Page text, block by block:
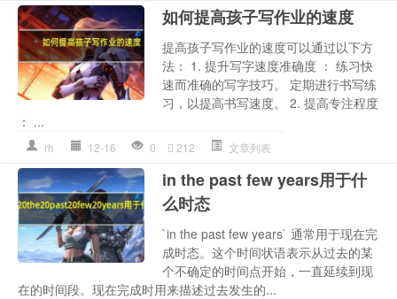
如何提高孩子写作业的速度
提高孩子写作业的速度可以通过以下方
法： 1. 提升写字速度准确度 ： 练习快
速而准确的写字技巧。 定期进行书写练
习，以提高书写速度。 2. 提高专注程度
： ...
rh 12-16 0 212 文章列表
in the past few years用于什
么时态
`in the past few years` 通常用于现在完
成时态。这个时间状语表示从过去的某
个不确定的时间点开始，一直延续到现
在的时间段。现在完成时用来描述过去发生的...